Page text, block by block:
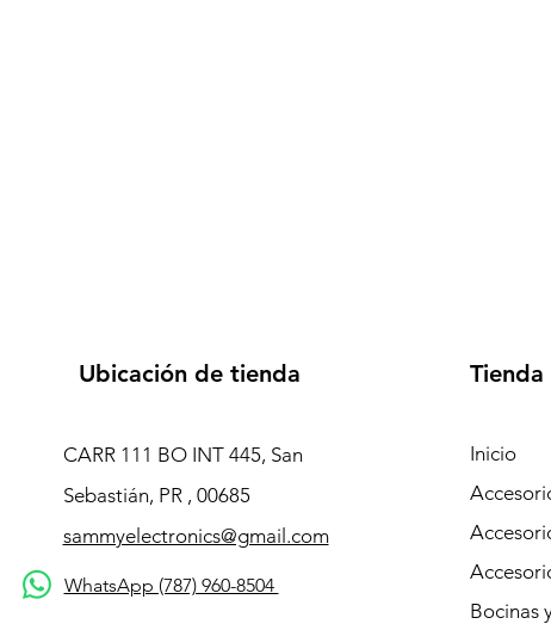
Ubicación de tienda
CARR 111 BO INT 445, San
Sebastián, PR , 00685
sammyelectronics@gmail.com
WhatsApp (787) 960-8504
Tienda
Inicio
Bocinas